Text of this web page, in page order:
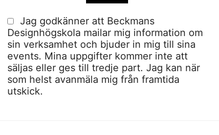
Jag godkänner att Beckmans
Designhögskola mailar mig information om
sin verksamhet och bjuder in mig till sina
events. Mina uppgifter kommer inte att
säljas eller ges till tredje part. Jag kan när
som helst avanmäla mig från framtida
utskick.